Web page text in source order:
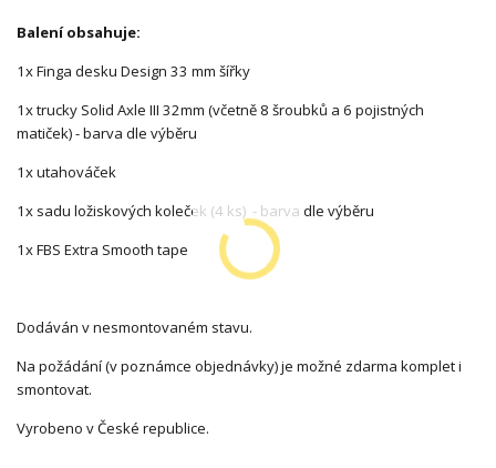
Balení obsahuje:
1x Finga desku Design 33 mm šířky
1x trucky Solid Axle III 32mm (včetně 8 šroubků a 6 pojistných
matiček) - barva dle výběru
1x utahováček
1x sadu ložiskových koleček (4 ks) - barva dle výběru
1x FBS Extra Smooth tape
Dodáván v nesmontovaném stavu.
Na požádání (v poznámce objednávky) je možné zdarma komplet i
smontovat.
Vyrobeno v České republice.